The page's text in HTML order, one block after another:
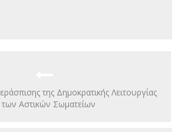
της Δημοκρατικής Λειτουργίας
των Αστικών Σωματείων